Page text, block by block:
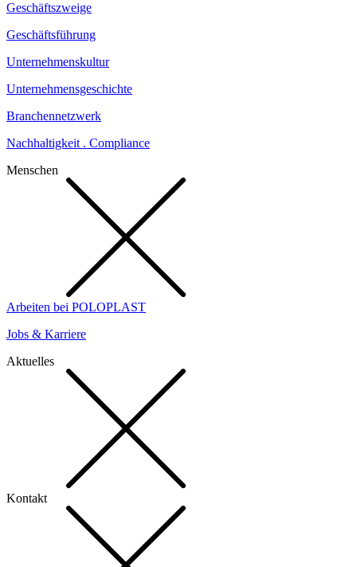
Geschäftszweige
Geschäftsführung
Unternehmenskultur
Unternehmensgeschichte
Branchennetzwerk
Nachhaltigkeit . Compliance
Menschen
Arbeiten bei POLOPLAST
Jobs & Karriere
Aktuelles
Kontakt